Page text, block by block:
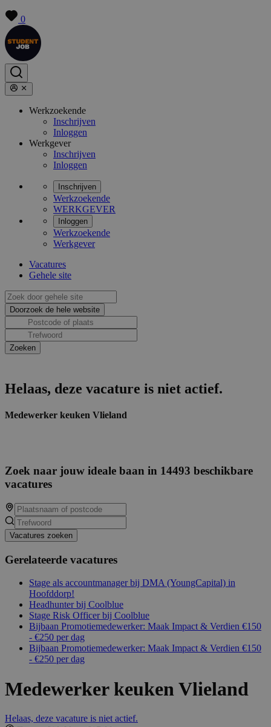
0
Werkzoekende
Inschrijven
Inloggen
Werkgever
Inschrijven
Inloggen
Inschrijven
Werkzoekende
WERKGEVER
Inloggen
Werkzoekende
Werkgever
Vacatures
Gehele site
Helaas, deze vacature is niet actief.
Medewerker keuken Vlieland
Zoek naar jouw ideale baan in 14493 beschikbare
vacatures
Vacatures zoeken
Gerelateerde vacatures
Stage als accountmanager bij DMA (YoungCapital) in
Hoofddorp!
Headhunter bij Coolblue
Stage Risk Officer bij Coolblue
Bijbaan Promotiemedewerker: Maak Impact & Verdien €150
- €250 per dag
Bijbaan Promotiemedewerker: Maak Impact & Verdien €150
- €250 per dag
Medewerker keuken Vlieland
Helaas, deze vacature is niet actief.